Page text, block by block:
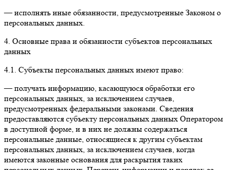
— исполнять иные обязанности, предусмотренные Законом о
персональных данных.
4. Основные права и обязанности субъектов персональных
данных
4.1. Субъекты персональных данных имеют право:
— получать информацию, касающуюся обработки его
персональных данных, за исключением случаев,
предусмотренных федеральными законами. Сведения
предоставляются субъекту персональных данных Оператором
в доступной форме, и в них не должны содержаться
персональные данные, относящиеся к другим субъектам
персональных данных, за исключением случаев, когда
имеются законные основания для раскрытия таких